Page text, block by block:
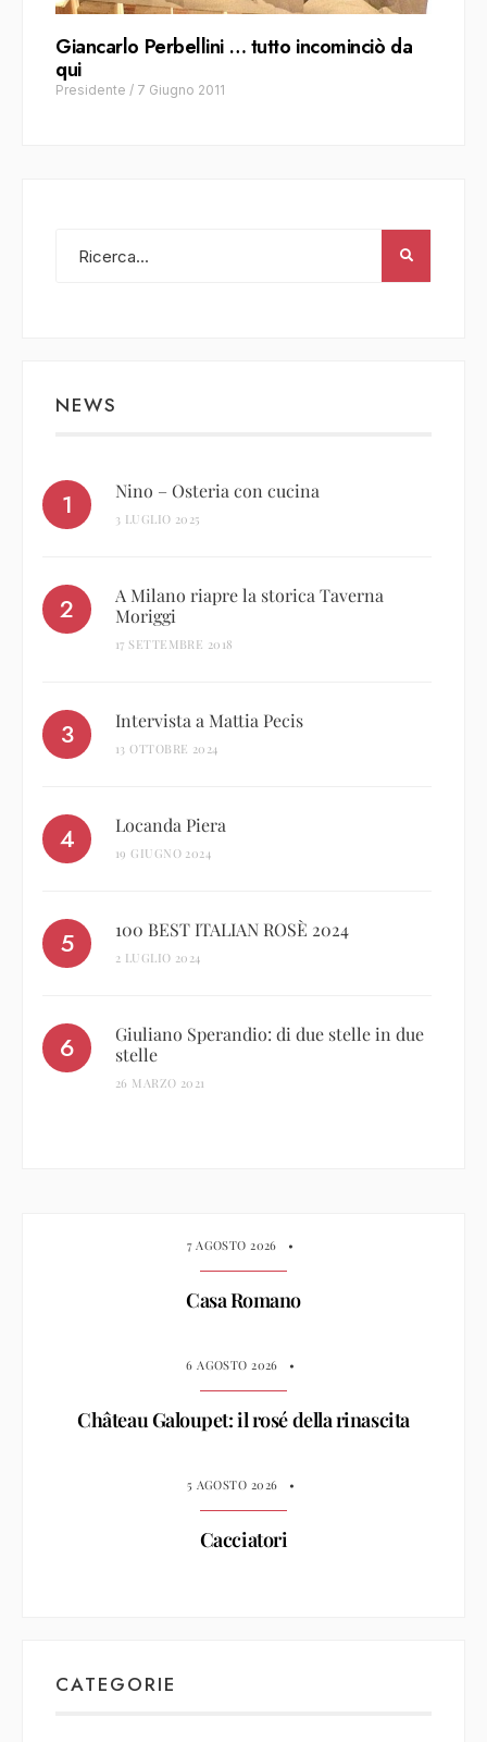
Giancarlo Perbellini … tutto incominciò da
qui
Presidente / 7 Giugno 2011
NEWS
Nino – Osteria con cucina
3 LUGLIO 2025
A Milano riapre la storica Taverna
Moriggi
17 SETTEMBRE 2018
Intervista a Mattia Pecis
13 OTTOBRE 2024
Locanda Piera
19 GIUGNO 2024
100 BEST ITALIAN ROSÈ 2024
2 LUGLIO 2024
Giuliano Sperandio: di due stelle in due
stelle
26 MARZO 2021
7 AGOSTO 2026 •
Casa Romano
6 AGOSTO 2026 •
Château Galoupet: il rosé della rinascita
5 AGOSTO 2026 •
Cacciatori
CATEGORIE